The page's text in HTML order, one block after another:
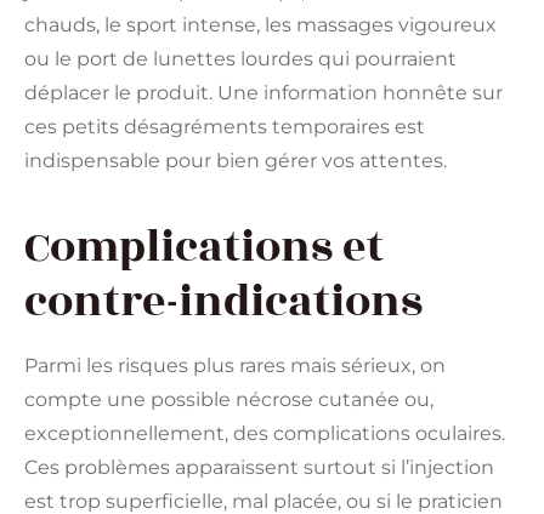
chauds, le sport intense, les massages vigoureux
ou le port de lunettes lourdes qui pourraient
déplacer le produit. Une information honnête sur
ces petits désagréments temporaires est
indispensable pour bien gérer vos attentes.
Complications et
contre-indications
Parmi les risques plus rares mais sérieux, on
compte une possible nécrose cutanée ou,
exceptionnellement, des complications oculaires.
Ces problèmes apparaissent surtout si l’injection
est trop superficielle, mal placée, ou si le praticien